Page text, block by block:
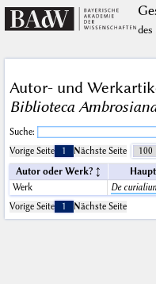
Autor- und
Biblioteca
Suche:
Vorige Seite
1 Nächste Seite
Autor oder Werk?
Werk
De
Vorige Seite
1 Nächste Seite